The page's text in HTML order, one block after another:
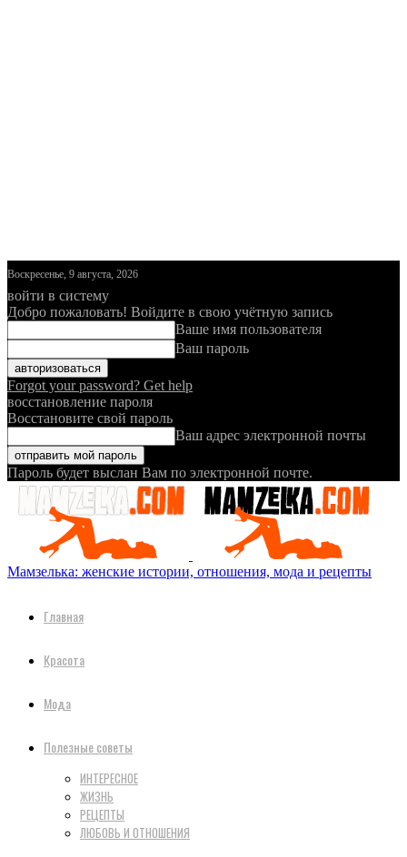
Воскресенье, 9 августа, 2026
войти в систему
Добро пожаловать! Войдите в свою учётную запись
Ваше имя пользователя
Ваш пароль
Forgot your password? Get help
восстановление пароля
Восстановите свой пароль
Ваш адрес электронной почты
Пароль будет выслан Вам по электронной почте.
Мамзелька: женские истории, отношения, мода и рецепты
Главная
Красота
Мода
Полезные советы
ИНТЕРЕСНОЕ
ЖИЗНЬ
РЕЦЕПТЫ
ЛЮБОВЬ И ОТНОШЕНИЯ